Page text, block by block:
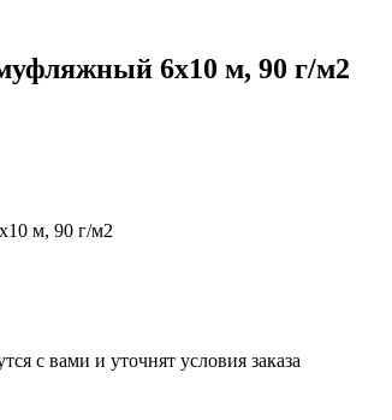
6х10 м, 90 г/м2
м, 90 г/м2
с вами и уточнят условия заказа